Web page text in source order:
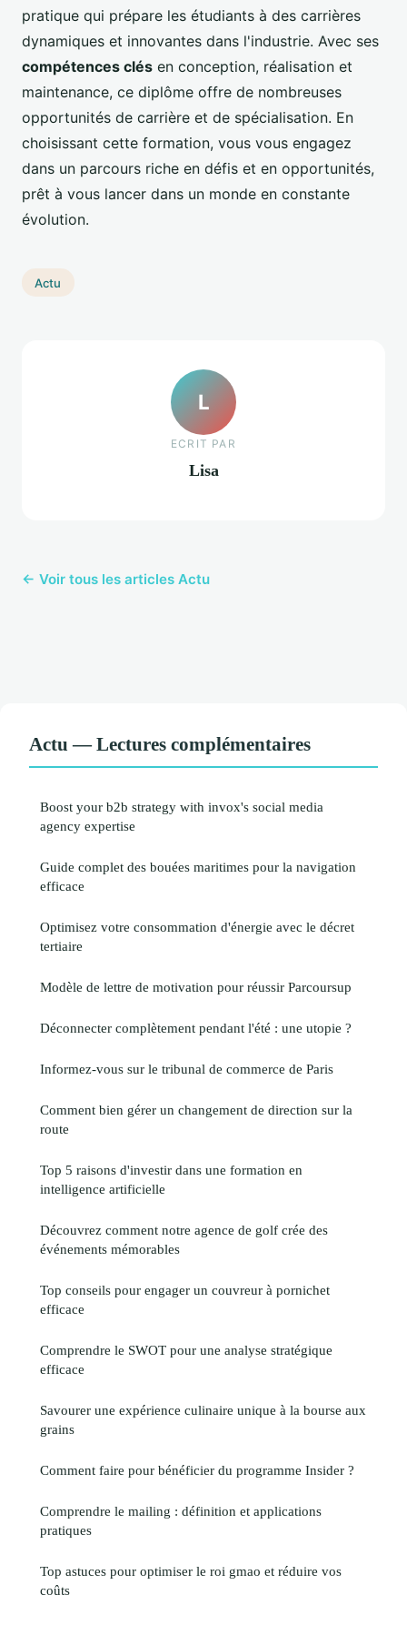
pratique qui prépare les étudiants à des carrières
dynamiques et innovantes dans l'industrie. Avec ses
compétences clés en conception, réalisation et
maintenance, ce diplôme offre de nombreuses
opportunités de carrière et de spécialisation. En
choisissant cette formation, vous vous engagez
dans un parcours riche en défis et en opportunités,
prêt à vous lancer dans un monde en constante
évolution.
Actu
L
ECRIT PAR
Lisa
← Voir tous les articles Actu
Actu — Lectures complémentaires
Boost your b2b strategy with invox's social media
agency expertise
Guide complet des bouées maritimes pour la navigation
efficace
Optimisez votre consommation d'énergie avec le décret
tertiaire
Modèle de lettre de motivation pour réussir Parcoursup
Déconnecter complètement pendant l'été : une utopie ?
Informez-vous sur le tribunal de commerce de Paris
Comment bien gérer un changement de direction sur la
route
Top 5 raisons d'investir dans une formation en
intelligence artificielle
Découvrez comment notre agence de golf crée des
événements mémorables
Top conseils pour engager un couvreur à pornichet
efficace
Comprendre le SWOT pour une analyse stratégique
efficace
Savourer une expérience culinaire unique à la bourse aux
grains
Comment faire pour bénéficier du programme Insider ?
Comprendre le mailing : définition et applications
pratiques
Top astuces pour optimiser le roi gmao et réduire vos
coûts